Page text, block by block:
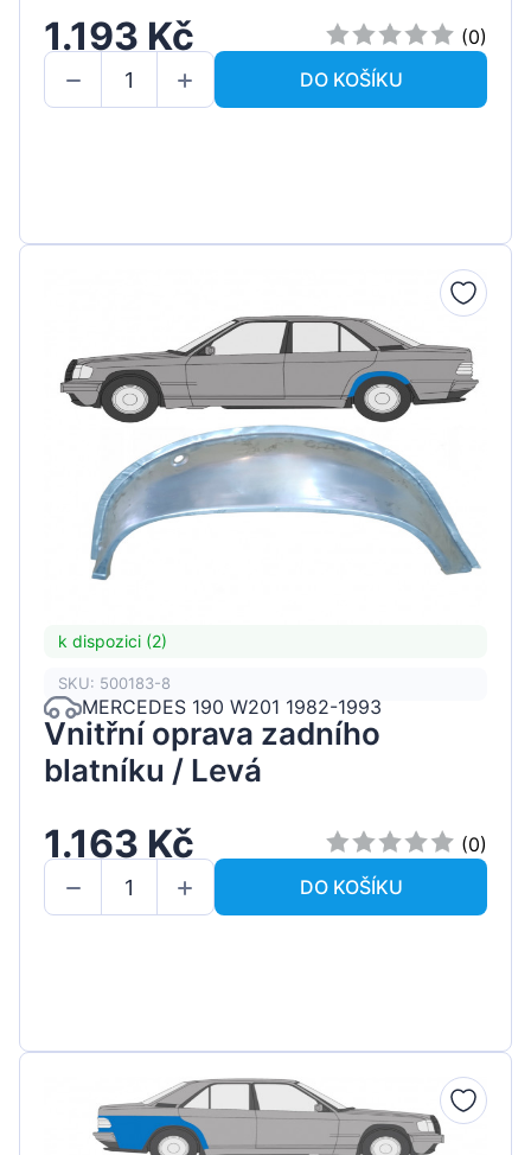
1.193 Kč
(0)
DO KOŠÍKU
k dispozici (2)
SKU: 500183-8
MERCEDES 190 W201 1982-1993
Vnitřní oprava zadního
blatníku / Levá
1.163 Kč
(0)
DO KOŠÍKU